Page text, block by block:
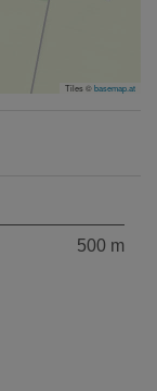
Tiles ©basemap.at
500 m